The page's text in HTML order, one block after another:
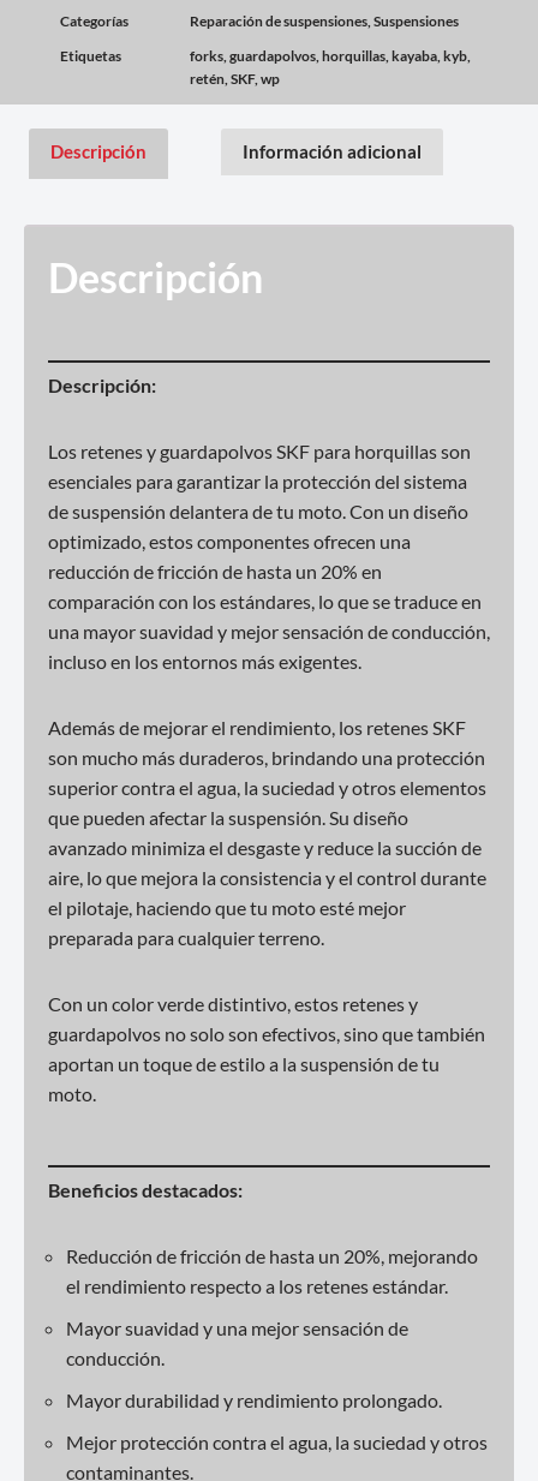
Categorías
Reparación de suspensiones,Suspensiones
Etiquetas
forks,guardapolvos,horquillas,kayaba,kyb,
retén,SKF,wp
Descripción Información adicional
Descripción
Descripción:
Los retenes y guardapolvos SKF para horquillas son
esenciales para garantizar la protección del sistema
de suspensión delantera de tu moto. Con un diseño
optimizado, estos componentes ofrecen una
reducción de fricción de hasta un 20% en
comparación con los estándares, lo que se traduce en
una mayor suavidad y mejor sensación de conducción,
incluso en los entornos más exigentes.
Además de mejorar el rendimiento, los retenes SKF
son mucho más duraderos, brindando una protección
superior contra el agua, la suciedad y otros elementos
que pueden afectar la suspensión. Su diseño
avanzado minimiza el desgaste y reduce la succión de
aire, lo que mejora la consistencia y el control durante
el pilotaje, haciendo que tu moto esté mejor
preparada para cualquier terreno.
Con un color verde distintivo, estos retenes y
guardapolvos no solo son efectivos, sino que también
aportan un toque de estilo a la suspensión de tu
moto.
Beneficios destacados:
Reducción de fricción de hasta un 20%, mejorando
el rendimiento respecto a los retenes estándar.
Mayor suavidad y una mejor sensación de
conducción.
Mayor durabilidad y rendimiento prolongado.
Mejor protección contra el agua, la suciedad y otros
contaminantes.